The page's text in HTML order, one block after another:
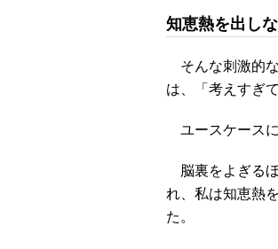
知恵熱を出し
そんな刺激的
は、「考えすぎ
ユースケース
脳裏をよぎる
れ、私は知恵熱
た。